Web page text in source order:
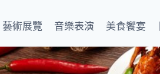
藝術展覽 音樂表演 美食饗宴